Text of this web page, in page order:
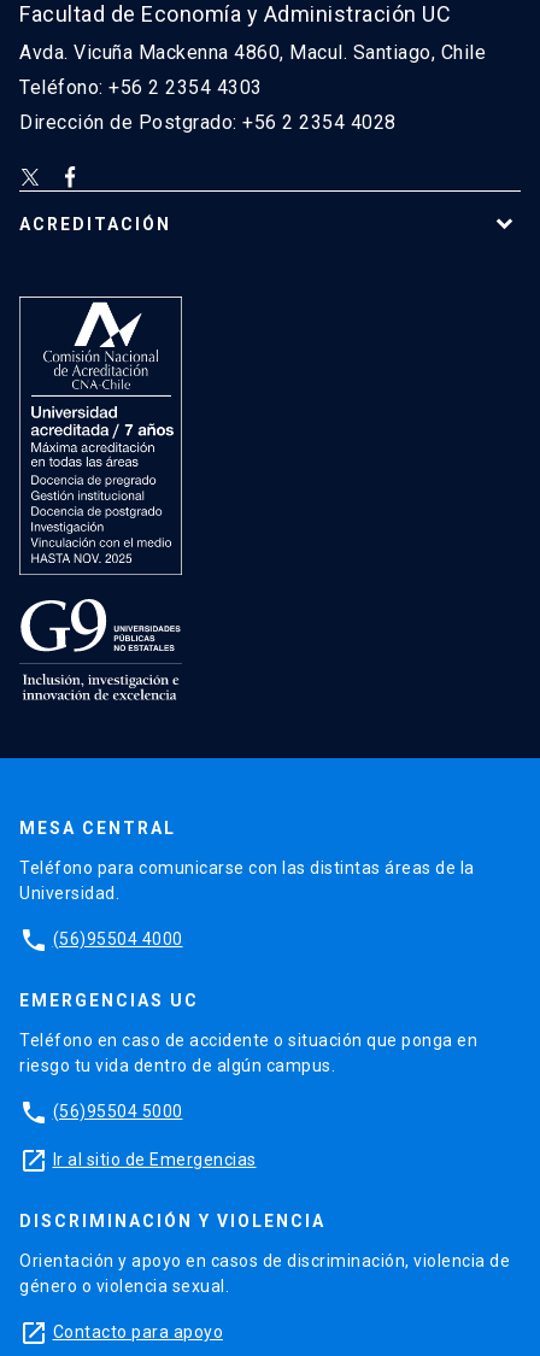
Facultad de Economía y Administración UC
Avda. Vicuña Mackenna 4860, Macul. Santiago, Chile
Teléfono: +56 2 2354 4303
Dirección de Postgrado: +56 2 2354 4028
ACREDITACIÓN
MESA CENTRAL
Teléfono para comunicarse con las distintas áreas de la
Universidad.
phone (56)95504 4000
EMERGENCIAS UC
Teléfono en caso de accidente o situación que ponga en
riesgo tu vida dentro de algún campus.
phone (56)95504 5000
launch Ir al sitio de Emergencias
DISCRIMINACIÓN Y VIOLENCIA
Orientación y apoyo en casos de discriminación, violencia de
género o violencia sexual.
launch Contacto para apoyo